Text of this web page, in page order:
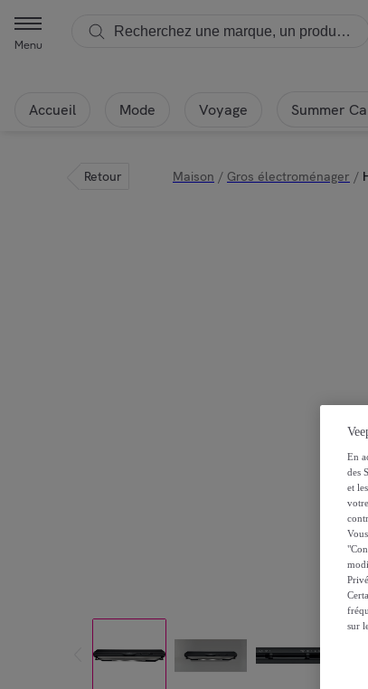
Menu
Accueil Mode Voyage Summer
Retour Maison / Gros électroménager /
En
des
et
sur